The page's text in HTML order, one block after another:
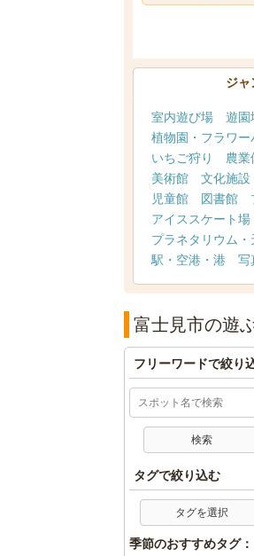
ジャ
室内遊び場 遊園
植物園・フラワー
いちご狩り
農業
美術館
文化施設
児童館
図書館
アイススケート場
プラネタリウム・
駅・空港・港
写
富士見市の遊
フリーワードで絞り
タグで絞り込む
タグを選択
季節のおすすめタグ：